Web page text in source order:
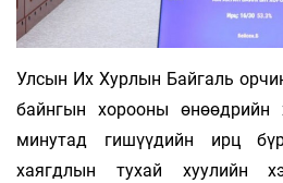
Улсын Их Хурлын Байгаль
байнгын хорооны
минутад гишүүдийн ирц
хаягдлын тухай хуулийн